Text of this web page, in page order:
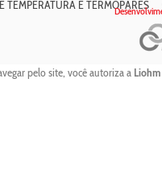
TEMPERATURA E TERMOPARES
pelo site, você autoriza a Liohm